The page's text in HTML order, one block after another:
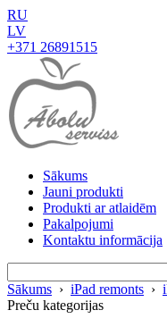
RU
LV
+371 26891515
Sākums
Jauni produkti
Produkti ar atlaidēm
Pakalpojumi
Kontaktu informācija
Sākums › iPad remonts ›
Preču kategorijas